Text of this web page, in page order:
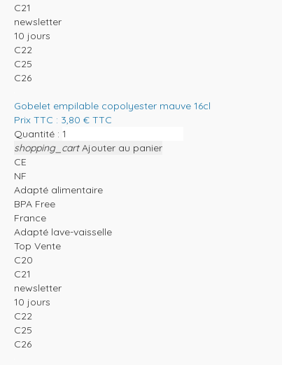
C21
newsletter
10 jours
C22
C25
C26
Gobelet empilable copolyester mauve 16cl
Prix TTC : 3,80 € TTC
Quantité :
shopping_cart Ajouter au panier
CE
NF
Adapté alimentaire
BPA Free
France
Adapté lave-vaisselle
Top Vente
C20
C21
newsletter
10 jours
C22
C25
C26